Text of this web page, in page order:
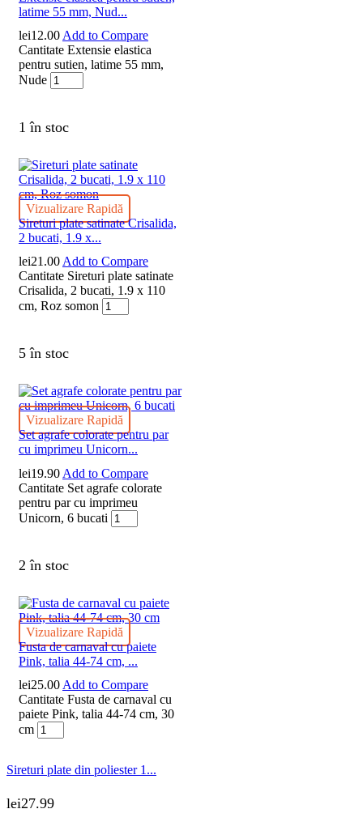
latime 55 mm, Nud...
lei12.00 Add to Compare
Cantitate Extensie elastica
pentru sutien, latime 55 mm,
Nude
1 în stoc
Vizualizare Rapidă
Sireturi plate satinate Crisalida,
2 bucati, 1.9 x...
lei21.00 Add to Compare
Cantitate Sireturi plate satinate
Crisalida, 2 bucati, 1.9 x 110
cm, Roz somon
5 în stoc
Vizualizare Rapidă
Set agrafe colorate pentru par
cu imprimeu Unicorn...
lei19.90 Add to Compare
Cantitate Set agrafe colorate
pentru par cu imprimeu
Unicorn, 6 bucati
2 în stoc
Vizualizare Rapidă
Fusta de carnaval cu paiete
Pink, talia 44-74 cm, ...
lei25.00 Add to Compare
Cantitate Fusta de carnaval cu
paiete Pink, talia 44-74 cm, 30
cm
Sireturi plate din poliester 1...
lei27.99